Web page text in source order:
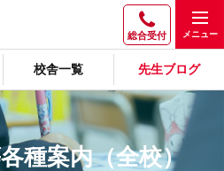
総合受付
校舎一覧 先生ブログ
種案内（全校）